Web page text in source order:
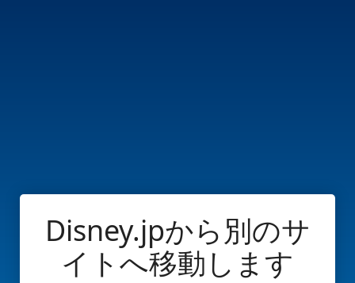
Disney.jpから別のサ
イトへ移動します